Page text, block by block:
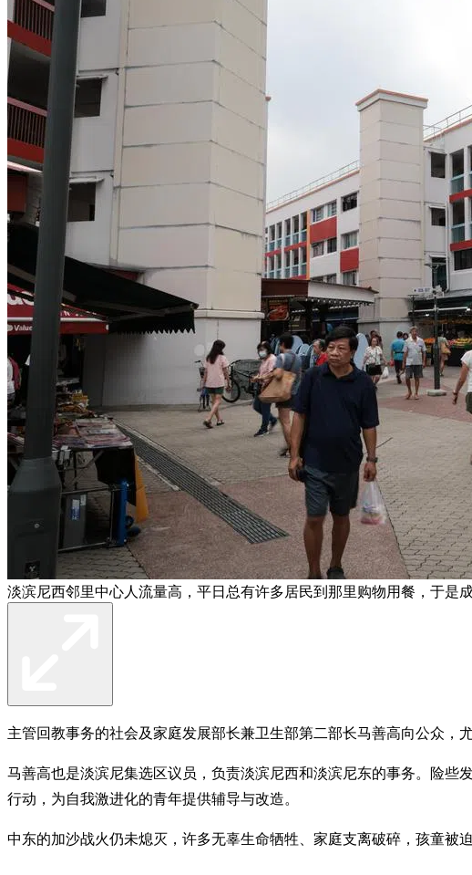
淡滨尼西邻里中心人流量高，平日总有许多居民到那里购物用餐，于是
主管回教事务的社会及家庭发展部长兼卫生部第二部长马善高向公众，
马善高也是淡滨尼集选区议员，负责淡滨尼西和淡滨尼东的事务。险些
行动，为自我激进化的青年提供辅导与改造。
中东的加沙战火仍未熄灭，许多无辜生命牺牲、家庭支离破碎，孩童被